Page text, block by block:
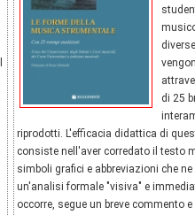
di 25
riprodotti. L'efficacia didattica di
consiste nell'aver corredato il testo
simboli grafici e abbreviazioni che
un'analisi formale "visiva" e
occorre, segue un breve commento